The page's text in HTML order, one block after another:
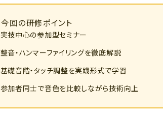
今回の研修ポイント
実技中心の参加型セミナー
整音・ハンマーファイリングを徹底解説
基礎音階・タッチ調整を実践形式で学習
参加者同士で音色を比較しながら技術向上